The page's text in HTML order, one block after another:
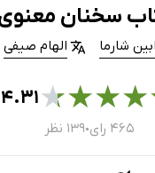
سخنان
شارما الهام صیفی
★
★
★
★۴.۳۱
۴۶۵ رای ● ۱۳۹ نظر